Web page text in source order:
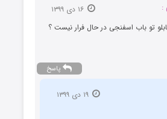
:
تو باب اسفنجی در حال فرار نیست ؟
پاسخ
۱۹ دی ۱۳۹۹